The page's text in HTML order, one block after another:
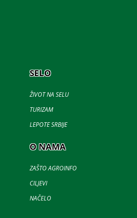
SELO
ŽIVOT NA SELU
TURIZAM
LEPOTE SRBIJE
O NAMA
ZAŠTO AGROINFO
CILJEVI
NAČELO